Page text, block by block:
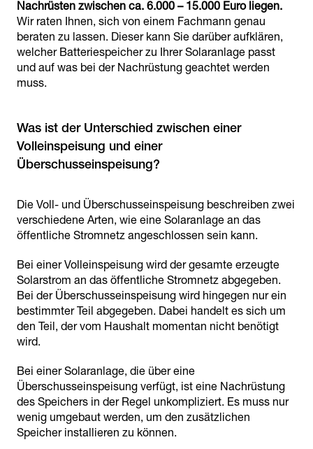
Nachrüsten zwischen ca. 6.000 – 15.000 Euro liegen.
Wir raten Ihnen, sich von einem Fachmann genau
beraten zu lassen. Dieser kann Sie darüber aufklären,
welcher Batteriespeicher zu Ihrer Solaranlage passt
und auf was bei der Nachrüstung geachtet werden
muss.
Was ist der Unterschied zwischen einer
Volleinspeisung und einer
Überschusseinspeisung?
Die Voll- und Überschusseinspeisung beschreiben zwei
verschiedene Arten, wie eine Solaranlage an das
öffentliche Stromnetz angeschlossen sein kann.
Bei einer Volleinspeisung wird der gesamte erzeugte
Solarstrom an das öffentliche Stromnetz abgegeben.
Bei der Überschusseinspeisung wird hingegen nur ein
bestimmter Teil abgegeben. Dabei handelt es sich um
den Teil, der vom Haushalt momentan nicht benötigt
wird.
Bei einer Solaranlage, die über eine
Überschusseinspeisung verfügt, ist eine Nachrüstung
des Speichers in der Regel unkompliziert. Es muss nur
wenig umgebaut werden, um den zusätzlichen
Speicher installieren zu können.